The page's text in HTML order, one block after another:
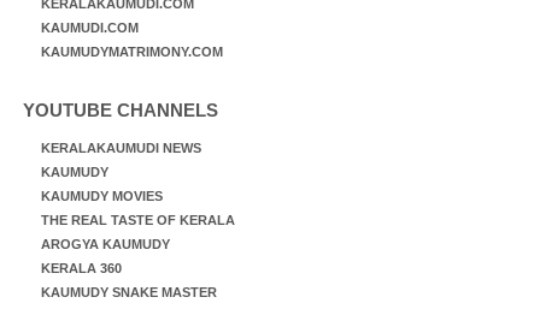
KERALAKAUMUDI.COM
KAUMUDI.COM
KAUMUDYMATRIMONY.COM
YOUTUBE CHANNELS
KERALAKAUMUDI NEWS
KAUMUDY
KAUMUDY MOVIES
THE REAL TASTE OF KERALA
AROGYA KAUMUDY
KERALA 360
KAUMUDY SNAKE MASTER